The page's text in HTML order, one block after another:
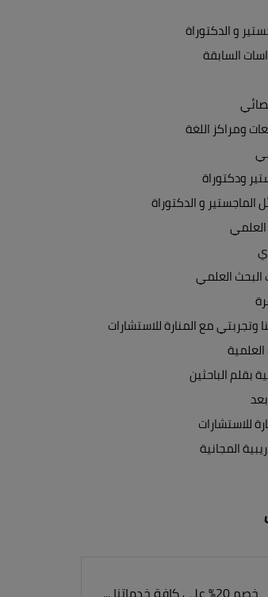
و الدكتوراة
السابقة
ومراكز اللغة
ودكتوراة
الماجستير و الدكتوراة
البحث العلمي
وتجربتي مع المنارة للاستشارات
بقلم الباحثين
للاستشارات
المجانية